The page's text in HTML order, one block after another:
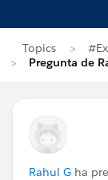
Topics
Pregunta de
Rahul G ha